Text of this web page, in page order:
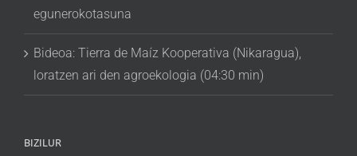
egunerokotasuna
Bideoa: Tierra de Maíz Kooperativa (Nikaragua),
loratzen ari den agroekologia (04:30 min)
BIZILUR